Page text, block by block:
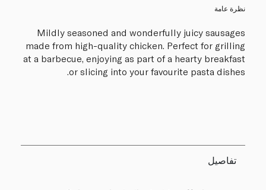
نظرة عامة
Mildly seasoned and wonderfully juicy sausages
made from high-quality chicken. Perfect for grilling
at a barbecue, enjoying as part of a hearty breakfast
or slicing into your favourite pasta dishes.
تفاصيل